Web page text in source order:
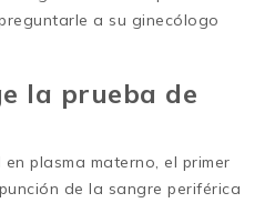
a su ginecólogo
la prueba de
plasma materno, el primer
de la sangre periférica